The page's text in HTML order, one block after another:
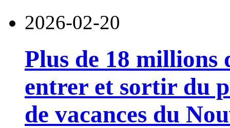
2026-02-20
Plus de 18 millions
entrer et sortir du
de vacances du